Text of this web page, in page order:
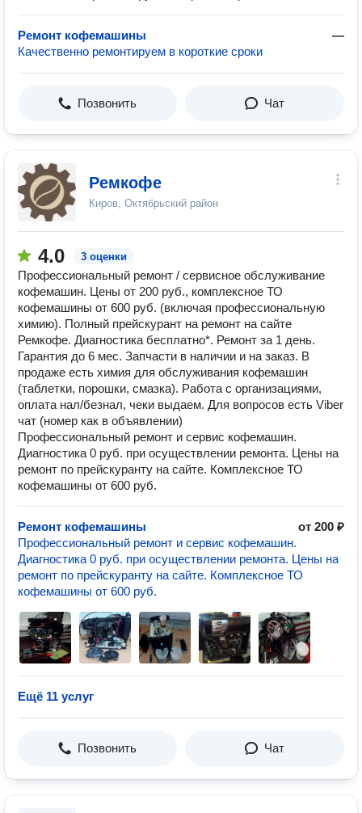
Ремонт кофемашины
—
Качественно ремонтируем в короткие сроки
Позвонить Чат
Ремкофе
Киров, Октябрьский район
4.0 3 оценки
Профессиональный ремонт / сервисное обслуживание
кофемашин. Цены от 200 руб., комплексное ТО
кофемашины от 600 руб. (включая профессиональную
химию). Полный прейскурант на ремонт на сайте
Ремкофе. Диагностика бесплатно*. Ремонт за 1 день.
Гарантия до 6 мес. Запчасти в наличии и на заказ. В
продаже есть химия для обслуживания кофемашин
(таблетки, порошки, смазка). Работа с организациями,
оплата нал/безнал, чеки выдаем. Для вопросов есть Viber
чат (номер как в объявлении)
Профессиональный ремонт и сервис кофемашин.
Диагностика 0 руб. при осуществлении ремонта. Цены на
ремонт по прейскуранту на сайте. Комплексное ТО
кофемашины от 600 руб.
Ремонт кофемашины
от 200 ₽
Профессиональный ремонт и сервис кофемашин.
Диагностика 0 руб. при осуществлении ремонта. Цены на
ремонт по прейскуранту на сайте. Комплексное ТО
кофемашины от 600 руб.
Ещё 11 услуг
Позвонить Чат